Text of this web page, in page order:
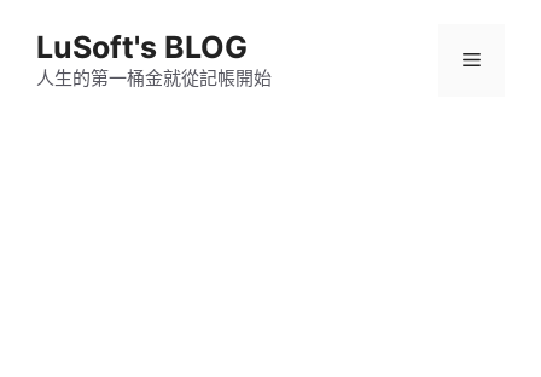
LuSoft's BLOG
人生的第一桶金就從記帳開始
選